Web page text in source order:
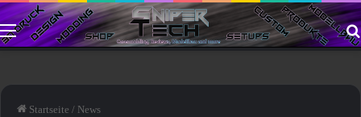
Menü
Startseite / News